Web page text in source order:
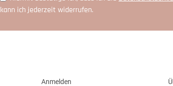
kann ich jederzeit widerrufen.
Anmelden